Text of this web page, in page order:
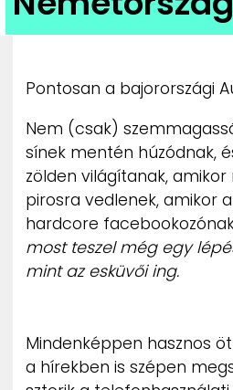
IMPRESSZUM
PR-
Pontosan a bajorországi
Nem (csak)
sínek mentén húzódnak,
zölden világítanak,
pirosra vedlenek, amikor
hardcore
most teszel még egy
mint az esküvői ing.
Mindenképpen hasznos
a hírekben is szépen